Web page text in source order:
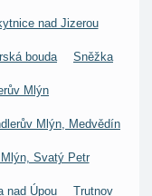
nad Jizerou
bouda Sněžka
Mlýn
Mlýn, Medvědín
Svatý Petr
nad Úpou Trutnov